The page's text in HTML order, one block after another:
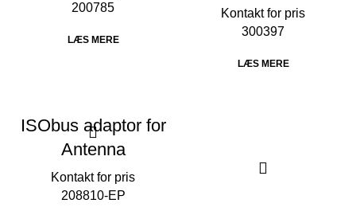
200785
LÆS MERE
300397
LÆS MERE
ISObus adaptor for
Antenna
208810-EP